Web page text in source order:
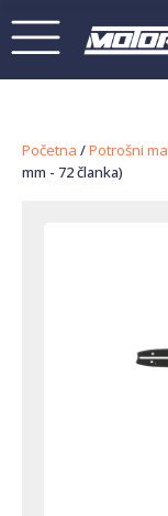
Početna /Potrošni
mm - 72 članka)